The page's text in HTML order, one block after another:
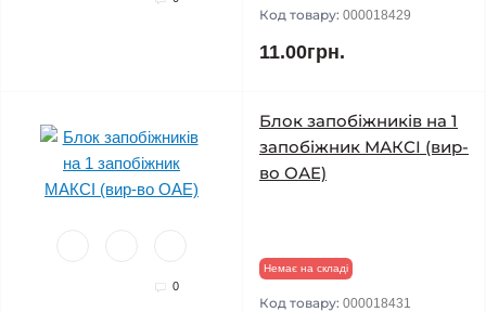
Код товару: 000018429
11.00грн.
0
Блок запобіжників на 1
запобіжник МАКСІ (вир-
во ОАЕ)
Немає на складі
Код товару: 000018431